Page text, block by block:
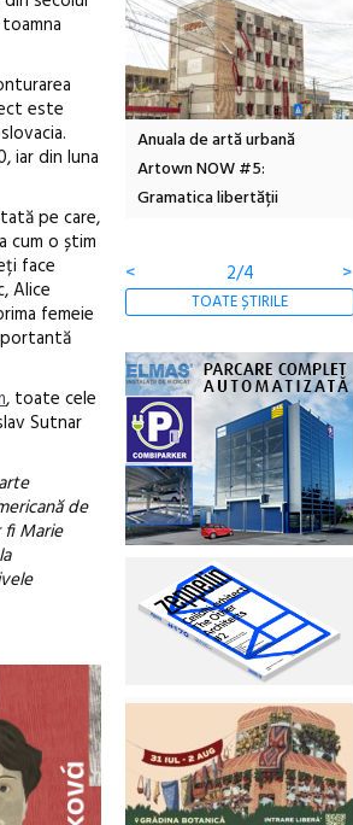
este
iar din luna
pe care,
cum o știm
face
Alice
femeie
, toate cele
Sutnar
de
Marie
Design
Anuala de artă urbană
Artown NOW #5:
Gramatica libertății
< 2/4 >
TOATE ȘTIRILE